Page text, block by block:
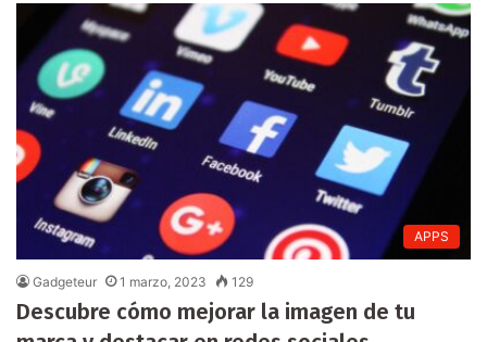
APPS
Gadgeteur 1 marzo, 2023 129
Descubre cómo mejorar la imagen de tu